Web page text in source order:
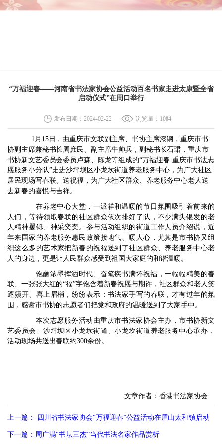
“万福迎春——河南省书法家协会公益活动百名书家走进太康暨全省
启动仪式”在周口举行
发布日期：2024-02-22 浏览量： 1084
1月15日，由重庆市文联副主席、书协主席漆钢，重庆市书
协副主席兼秘书长周庶民、副主席牛帅兵，副秘书长石珺，重庆市
书协新文艺委员会委员卢森、陈龙等组成的“万福迎春·重庆市书法志
愿服务小分队”走进沙坪坝区小龙坎街道养老服务中心，为广大社区
居民现场写春联、送祝福，为广大社区群众、养老服务中心老人送
去新春的喜悦与吉祥。
在养老中心大堂，一派祥和温暖的节日氛围吸引着前来的
人们，等待领取春联的社区群众依次排好了队，不少满头银发的老
人精神矍铄、神采奕奕。参与活动组织的街道工作人员介绍说，近
年来国家的养老服务惠民政策接地气、暖人心，尤其是市书协又组
织这么多的艺术家把新春的祝福送到了社区群众、养老服务中心老
人的身边，更是让人民群众感受到祖国大家庭的和谐温暖。
饱蘸浓墨挥洒时代、奋笔疾书满怀祝福，一幅幅精美的春
联、一张张大红的“福”字饱含着新春祝愿与期许，社区群众和老人笑
逐颜开、喜上眉梢，纷纷表示：书法家手写的春联，才有过年的氛
围，感谢市书协的志愿者们把党和政府的温暖送到了大家手中。
本次志愿服务活动由重庆市书法家协会主办，市书协新文
艺委员会、沙坪坝区小龙坎街道、小龙坎街道养老服务中心承办，
活动现场共送出春联约300余份。
文章作者：香港书法家协会
上一篇： 四川省书法家协会“万福迎春”公益活动在眉山太和镇启动
下一篇：周广满“书坛三杰”当代书法名家作品赏析